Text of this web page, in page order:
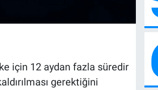
için 12 aydan fazla süredir
gerektiğini